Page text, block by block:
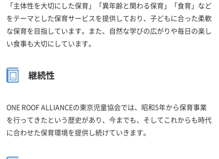
「主体性を大切にした保育」「異年齢と関わる保育」「食育」など
をテーマとした保育サービスを提供しており、子どもに合った柔軟
な保育を目指しています。また、自然な学びの広がりや毎日の楽し
い食事も大切にしています。
継続性
ONE ROOF ALLIANCEの東京児童協会では、昭和5年から保育事業
を行ってきたという歴史があり、今までも、そしてこれからも時代
に合わせた保育環境を提供し続けていきます。